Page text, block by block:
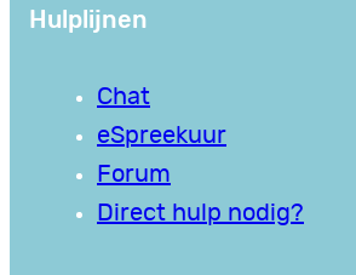
Hulplijnen
Chat
eSpreekuur
Forum
Direct hulp nodig?